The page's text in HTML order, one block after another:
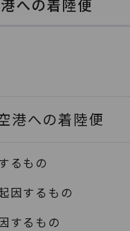
への着陸便
港への着陸便
るもの
因するもの
するもの